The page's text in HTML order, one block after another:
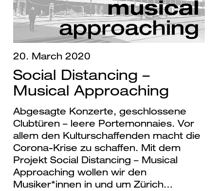
20. March 2020
Social Distancing –
Musical Approaching
Abgesagte Konzerte, geschlossene
Clubtüren – leere Portemonnaies. Vor
allem den Kulturschaffenden macht die
Corona-Krise zu schaffen. Mit dem
Projekt Social Distancing – Musical
Approaching wollen wir den
Musiker*innen in und um Zürich…